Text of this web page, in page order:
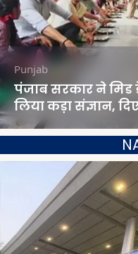
Punjab
पंजाब सरकार ने मिड
लिया कड़ा संज्ञान,